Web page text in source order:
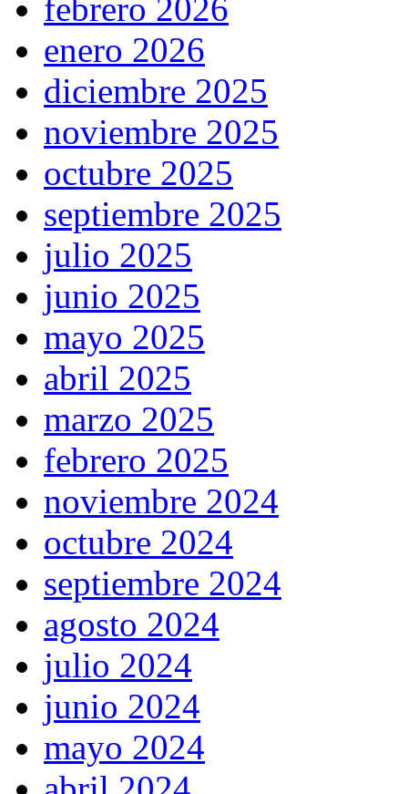
febrero 2026
enero 2026
diciembre 2025
noviembre 2025
octubre 2025
septiembre 2025
julio 2025
junio 2025
mayo 2025
abril 2025
marzo 2025
febrero 2025
noviembre 2024
octubre 2024
septiembre 2024
agosto 2024
julio 2024
junio 2024
mayo 2024